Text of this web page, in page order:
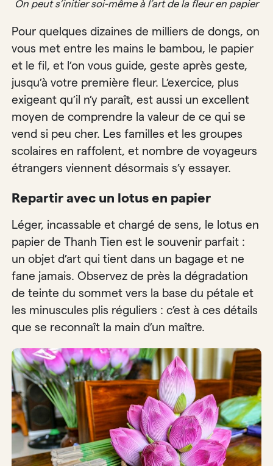
On peut s’initier soi-même à l’art de la fleur en papier
Pour quelques dizaines de milliers de dongs, on
vous met entre les mains le bambou, le papier
et le fil, et l’on vous guide, geste après geste,
jusqu’à votre première fleur. L’exercice, plus
exigeant qu’il n’y paraît, est aussi un excellent
moyen de comprendre la valeur de ce qui se
vend si peu cher. Les familles et les groupes
scolaires en raffolent, et nombre de voyageurs
étrangers viennent désormais s’y essayer.
Repartir avec un lotus en papier
Léger, incassable et chargé de sens, le lotus en
papier de Thanh Tien est le souvenir parfait :
un objet d’art qui tient dans un bagage et ne
fane jamais. Observez de près la dégradation
de teinte du sommet vers la base du pétale et
les minuscules plis réguliers : c’est à ces détails
que se reconnaît la main d’un maître.